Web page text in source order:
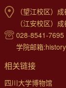
（望江校区）
（江安校区）
028-8541-7695
学院邮箱
相关链接
四川大学博物馆